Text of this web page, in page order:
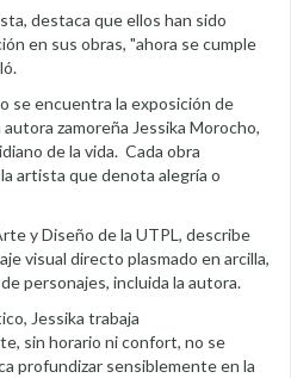
destaca que ellos han sido
en sus obras, "ahora se cumple
se encuentra la exposición de
zamoreña Jessika Morocho,
de la vida. Cada obra
artista que denota alegría o
y Diseño de la UTPL, describe
visual directo plasmado en arcilla,
personajes, incluida la autora.
Jessika trabaja
sin horario ni confort, no se
profundizar sensiblemente en la